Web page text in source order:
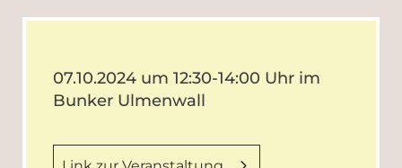
07.10.2024 um 12:30-14:00 Uhr im
Bunker Ulmenwall